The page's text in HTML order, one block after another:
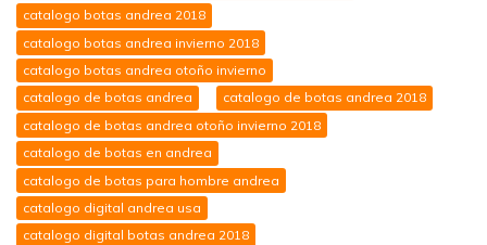
catalogo botas andrea 2018
catalogo botas andrea invierno 2018
catalogo botas andrea otoño invierno
catalogo de botas andrea
catalogo de botas andrea 2018
catalogo de botas andrea otoño invierno 2018
catalogo de botas en andrea
catalogo de botas para hombre andrea
catalogo digital andrea usa
catalogo digital botas andrea 2018